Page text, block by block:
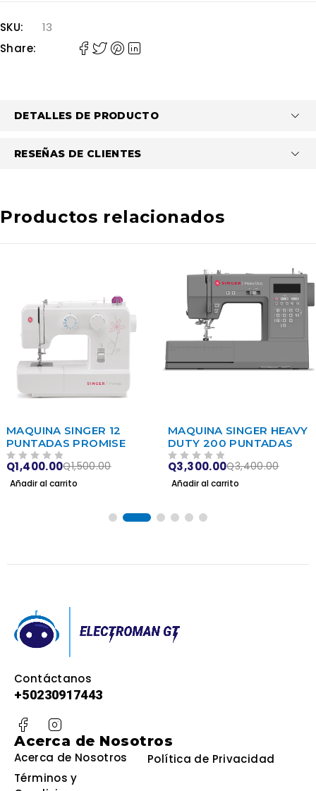
SKU:
13
Share:
DETALLES DE PRODUCTO
RESEÑAS DE CLIENTES
Productos relacionados
MAQUINA SINGER 12
PUNTADAS PROMISE
Q1,500.00
Q1,400.00
Añadir al carrito
MAQUINA SINGER HEAVY
DUTY 200 PUNTADAS
Q3,400.00
Q3,300.00
Añadir al carrito
Contáctanos
+50230917443
Acerca de Nosotros
Acerca de Nosotros
Política de Privacidad
Términos y